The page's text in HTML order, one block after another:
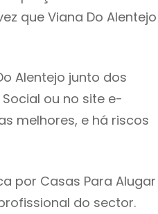
que Viana Do Alentejo
Alentejo junto dos
ou no site e-
melhores, e há riscos
por Casas Para Alugar
do sector.